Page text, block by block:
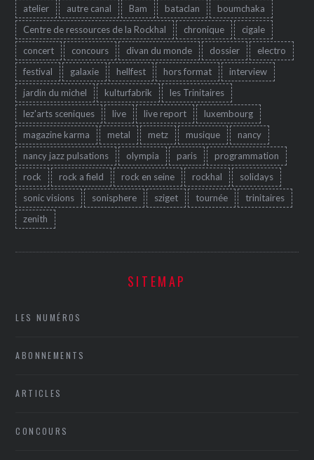
atelier autre canal Bam bataclan
boumchaka
Centre de ressources de la Rockhal
chronique
cigale
concert
concours divan du monde dossier
electro
festival
galaxie hellfest hors format
interview
jardin du michel
kulturfabrik
les Trinitaires
lez'arts sceniques
live live report
luxembourg
magazine karma
metal metz musique
nancy
nancy jazz pulsations
olympia paris
programmation
rock
rock a field rock en seine rockhal
solidays
sonic visions
sonisphere sziget tournée
trinitaires
zenith
SITEMAP
LES NUMÉROS
ABONNEMENTS
ARTICLES
CONCOURS